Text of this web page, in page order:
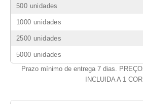
500 unidades
1000 unidades
2500 unidades
5000 unidades
Prazo mínimo de entrega 7 dias.
INCLUIDA A 1 COR